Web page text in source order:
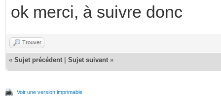
ok merci, à suivre donc
Trouver
« Sujet précédent Sujet suivant »
Voir une version imprimable